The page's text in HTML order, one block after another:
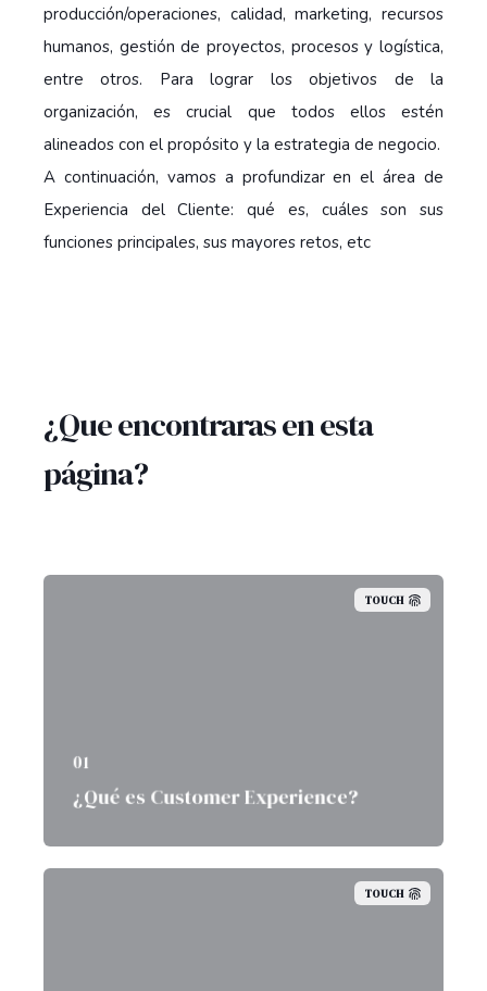
producción/operaciones, calidad, marketing, recursos
humanos, gestión de proyectos, procesos y logística,
entre otros. Para lograr los objetivos de la
organización, es crucial que todos ellos estén
alineados con el propósito y la estrategia de negocio.
A continuación, vamos a profundizar en el área de
Experiencia del Cliente: qué es, cuáles son sus
funciones principales, sus mayores retos, etc
¿Que encontraras en esta
página?
TOUCH
01
¿Qué es Customer Experience?
TOUCH